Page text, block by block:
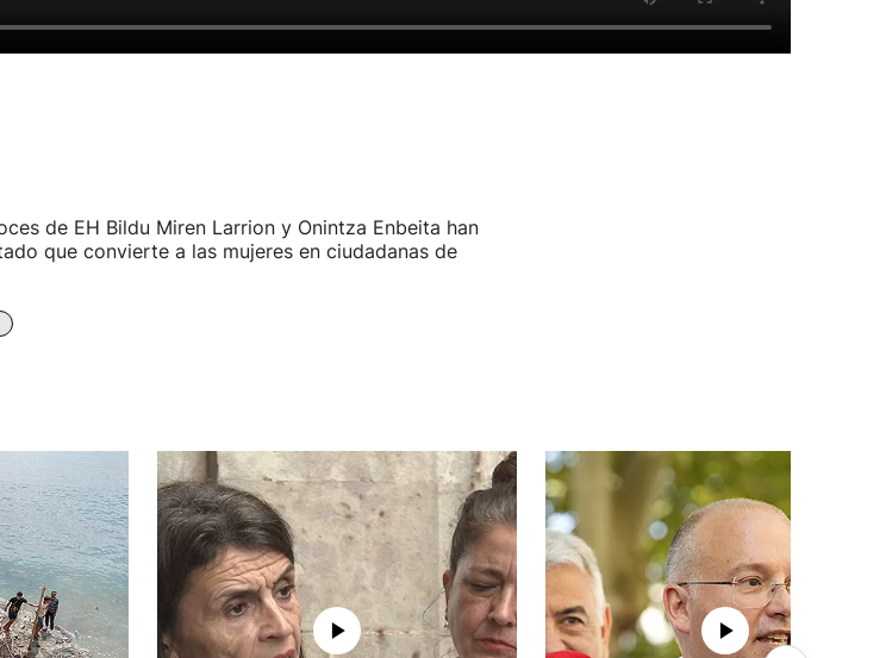
de EH Bildu Miren Larrion y Onintza Enbeita han
que convierte a las mujeres en ciudadanas de